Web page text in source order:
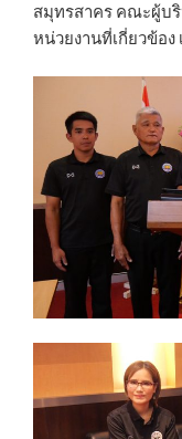
สมุทรสาคร คณะผู้บ
หน่วยงานที่เกี่ยวข้อง